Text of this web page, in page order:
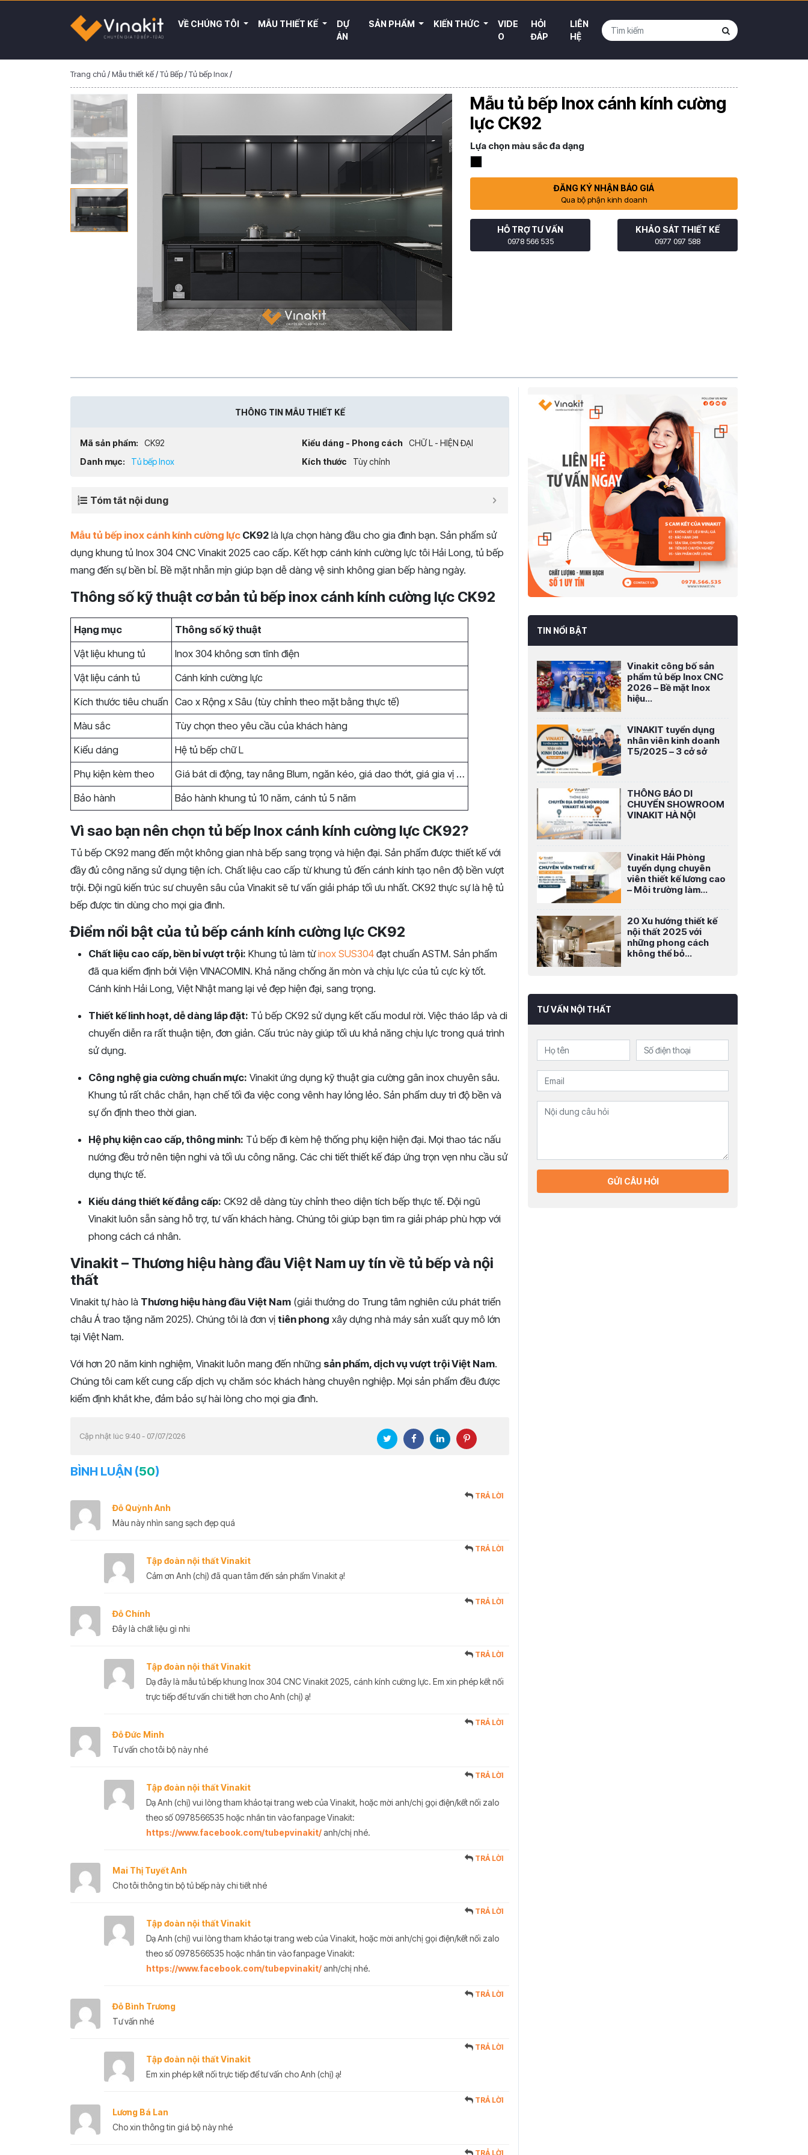
VỀ CHÚNG TÔI MẪU THIẾT KẾ
DỰ
ÁN
SẢN PHẨM KIẾN THỨC
VIDE
O
HỎI
ĐÁP
LIÊN
HỆ
Trang chủ/Mẫu thiết kế/Tủ Bếp/Tủ bếp Inox/
Mẫu tủ bếp Inox cánh kính cường
lực CK92
Lựa chọn màu sắc đa dạng
ĐĂNG KÝ NHẬN BÁO GIÁ
Qua bộ phận kinh doanh
HỖ TRỢ TƯ VẤN
0978 566 535
KHẢO SÁT THIẾT KẾ
0977 097 588
THÔNG TIN MẪU THIẾT KẾ
Mã sản phẩm: CK92 Kiểu dáng - Phong cách CHỮ L - HIỆN ĐẠI
Danh mục:
Tủ bếp Inox Kích thước Tùy chỉnh
Tóm tắt nội dung
Mẫu tủ bếp inox cánh kính cường lực CK92 là lựa chọn hàng đầu cho gia đình bạn. Sản phẩm sử
dụng khung tủ Inox 304 CNC Vinakit 2025 cao cấp. Kết hợp cánh kính cường lực tôi Hải Long, tủ bếp
mang đến sự bền bỉ. Bề mặt nhẵn mịn giúp bạn dễ dàng vệ sinh không gian bếp hàng ngày.
Thông số kỹ thuật cơ bản tủ bếp inox cánh kính cường lực CK92
Hạng mục
Thông số kỹ thuật
Vật liệu khung tủ
Inox 304 không sơn tĩnh điện
Vật liệu cánh tủ
Cánh kính cường lực
Kích thước tiêu chuẩn Cao x Rộng x Sâu (tùy chỉnh theo mặt bằng thực tế)
Màu sắc
Tùy chọn theo yêu cầu của khách hàng
Kiểu dáng
Hệ tủ bếp chữ L
Phụ kiện kèm theo
Giá bát di động, tay nâng Blum, ngăn kéo, giá dao thớt, giá gia vị …
Bảo hành
Bảo hành khung tủ 10 năm, cánh tủ 5 năm
Vì sao bạn nên chọn tủ bếp Inox cánh kính cường lực CK92?
Tủ bếp CK92 mang đến một không gian nhà bếp sang trọng và hiện đại. Sản phẩm được thiết kế với
đầy đủ công năng sử dụng tiện ích. Chất liệu cao cấp từ khung tủ đến cánh kính tạo nên độ bền vượt
trội. Đội ngũ kiến trúc sư chuyên sâu của Vinakit sẽ tư vấn giải pháp tối ưu nhất. CK92 thực sự là hệ tủ
bếp được tin dùng cho mọi gia đình.
Điểm nổi bật của tủ bếp cánh kính cường lực CK92
Chất liệu cao cấp, bền bỉ vượt trội: Khung tủ làm từinox SUS304 đạt chuẩn ASTM. Sản phẩm
đã qua kiểm định bởi Viện VINACOMIN. Khả năng chống ăn mòn và chịu lực của tủ cực kỳ tốt.
Cánh kính Hải Long, Việt Nhật mang lại vẻ đẹp hiện đại, sang trọng.
Thiết kế linh hoạt, dễ dàng lắp đặt: Tủ bếp CK92 sử dụng kết cấu modul rời. Việc tháo lắp và di
chuyển diễn ra rất thuận tiện, đơn giản. Cấu trúc này giúp tối ưu khả năng chịu lực trong quá trình
sử dụng.
Công nghệ gia cường chuẩn mực: Vinakit ứng dụng kỹ thuật gia cường gân inox chuyên sâu.
Khung tủ rất chắc chắn, hạn chế tối đa việc cong vênh hay lỏng lẻo. Sản phẩm duy trì độ bền và
sự ổn định theo thời gian.
Hệ phụ kiện cao cấp, thông minh: Tủ bếp đi kèm hệ thống phụ kiện hiện đại. Mọi thao tác nấu
nướng đều trở nên tiện nghi và tối ưu công năng. Các chi tiết thiết kế đáp ứng trọn vẹn nhu cầu sử
dụng thực tế.
Kiểu dáng thiết kế đẳng cấp: CK92 dễ dàng tùy chỉnh theo diện tích bếp thực tế. Đội ngũ
Vinakit luôn sẵn sàng hỗ trợ, tư vấn khách hàng. Chúng tôi giúp bạn tìm ra giải pháp phù hợp với
phong cách cá nhân.
Vinakit – Thương hiệu hàng đầu Việt Nam uy tín về tủ bếp và nội
thất
Vinakit tự hào là Thương hiệu hàng đầu Việt Nam (giải thưởng do Trung tâm nghiên cứu phát triển
châu Á trao tặng năm 2025). Chúng tôi là đơn vị tiên phong xây dựng nhà máy sản xuất quy mô lớn
tại Việt Nam.
Với hơn 20 năm kinh nghiệm, Vinakit luôn mang đến những sản phẩm, dịch vụ vượt trội Việt Nam.
Chúng tôi cam kết cung cấp dịch vụ chăm sóc khách hàng chuyên nghiệp. Mọi sản phẩm đều được
kiểm định khắt khe, đảm bảo sự hài lòng cho mọi gia đình.
Cập nhật lúc 9:40 - 07/07/2026
BÌNH LUẬN (50)
Đỗ Quỳnh Anh
TRẢ LỜI
Màu này nhìn sang sạch đẹp quá
Tập đoàn nội thất Vinakit
TRẢ LỜI
Cảm ơn Anh (chị) đã quan tâm đến sản phẩm Vinakit ạ!
Đỗ Chính
TRẢ LỜI
Đây là chất liệu gì nhi
Tập đoàn nội thất Vinakit
TRẢ LỜI
Dạ đây là mẫu tủ bếp khung Inox 304 CNC Vinakit 2025, cánh kính cường lực. Em xin phép kết nối
trực tiếp để tư vấn chi tiết hơn cho Anh (chị) ạ!
Đỗ Đức Minh
TRẢ LỜI
Tư vấn cho tôi bộ này nhé
Tập đoàn nội thất Vinakit
TRẢ LỜI
Dạ Anh (chị) vui lòng tham khảo tại trang web của Vinakit, hoặc mời anh/chị gọi điện/kết nối zalo
theo số 0978566535 hoặc nhắn tin vào fanpage Vinakit:
https://www.facebook.com/tubepvinakit/anh/chị nhé.
Mai Thị Tuyết Anh
TRẢ LỜI
Cho tôi thông tin bộ tủ bếp này chi tiết nhé
Tập đoàn nội thất Vinakit
TRẢ LỜI
Dạ Anh (chị) vui lòng tham khảo tại trang web của Vinakit, hoặc mời anh/chị gọi điện/kết nối zalo
theo số 0978566535 hoặc nhắn tin vào fanpage Vinakit:
https://www.facebook.com/tubepvinakit/anh/chị nhé.
Đỗ Bình Trương
TRẢ LỜI
Tư vấn nhé
Tập đoàn nội thất Vinakit
TRẢ LỜI
Em xin phép kết nối trực tiếp để tư vấn cho Anh (chị) ạ!
Lương Bá Lan
TRẢ LỜI
Cho xin thông tin giá bộ này nhé
TRẢ LỜI
TIN NỔI BẬT
Vinakit công bố sản
phẩm tủ bếp Inox CNC
2026 – Bề mặt Inox
hiệu...
VINAKIT tuyển dụng
nhân viên kinh doanh
T5/2025 – 3 cở sở
THÔNG BÁO DI
CHUYỂN SHOWROOM
VINAKIT HÀ NỘI
Vinakit Hải Phòng
tuyển dụng chuyên
viên thiết kế lương cao
– Môi trường làm...
20 Xu hướng thiết kế
nội thất 2025 với
những phong cách
không thể bỏ...
TƯ VẤN NỘI THẤT
GỬI CÂU HỎI